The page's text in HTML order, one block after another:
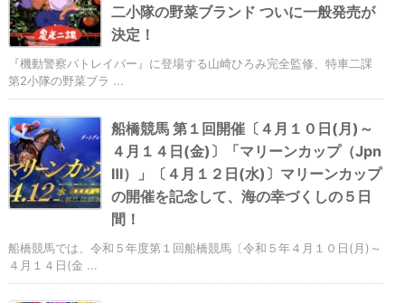
二小隊の野菜ブランド ついに一般発売が
決定！
『機動警察パトレイバー』に登場する山崎ひろみ完全監修、特車二課
第2小隊の野菜ブラ ...
船橋競馬 第１回開催〔４月１０日(月)～
４月１４日(金)〕「マリーンカップ（Jpn
Ⅲ）」〔４月１２日(水)〕マリーンカップ
の開催を記念して、海の幸づくしの５日
間！
船橋競馬では、令和５年度第１回船橋競馬〔令和５年４月１０日(月)～
４月１４日(金 ...